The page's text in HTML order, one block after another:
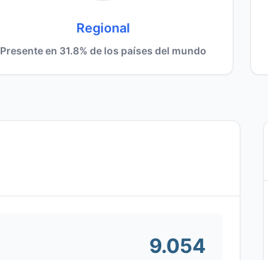
Regional
Presente en 31.8% de los países del mundo
9.054